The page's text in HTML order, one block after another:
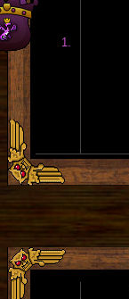
1.